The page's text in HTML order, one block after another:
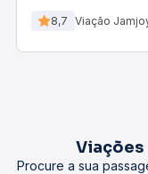
8,7 Viação
Viações
Procure a sua